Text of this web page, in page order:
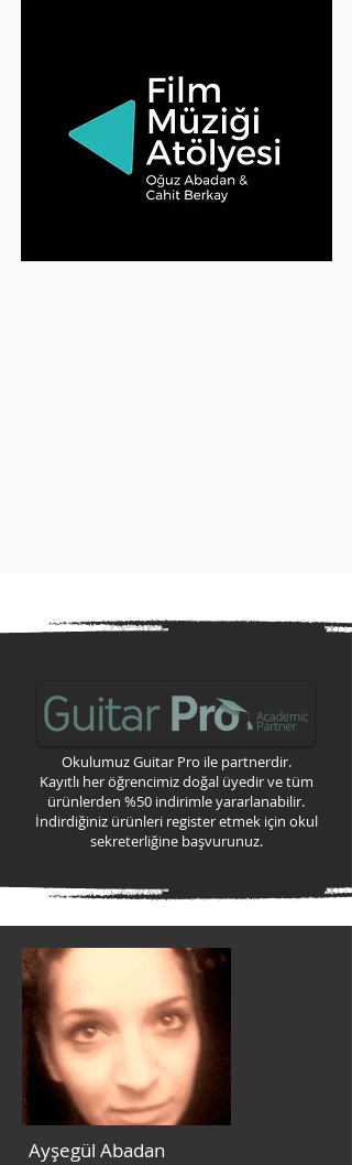
Okulumuz Guitar Pro ile partnerdir.
Kayıtlı her öğrencimiz doğal üyedir ve tüm
ürünlerden %50 indirimle yararlanabilir.
İndirdiğiniz ürünleri register etmek için okul
sekreterliğine başvurunuz.
Ayşegül Abadan